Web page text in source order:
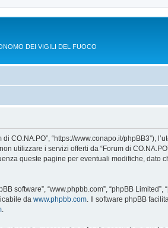
DEI VIGILI DEL FUOCO
di CO.NA.PO”, “https://www.conapo.it/
utilizzare i servizi offerti da “Forum di
queste pagine per eventuali modifiche, dato
software”, “www.phpbb.com”, “phpBB
da www.phpbb.com . Il software phpBB